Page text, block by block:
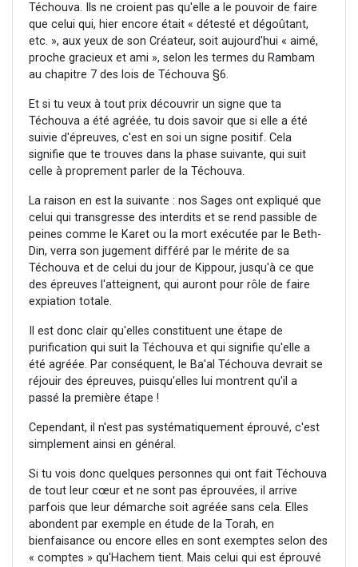
Téchouva. Ils ne croient pas qu'elle a le pouvoir de faire
que celui qui, hier encore était « détesté et dégoûtant,
etc. », aux yeux de son Créateur, soit aujourd'hui « aimé,
proche gracieux et ami », selon les termes du Rambam
au chapitre 7 des lois de Téchouva §6.
Et si tu veux à tout prix découvrir un signe que ta
Téchouva a été agréée, tu dois savoir que si elle a été
suivie d'épreuves, c'est en soi un signe positif. Cela
signifie que te trouves dans la phase suivante, qui suit
celle à proprement parler de la Téchouva.
La raison en est la suivante : nos Sages ont expliqué que
celui qui transgresse des interdits et se rend passible de
peines comme le Karet ou la mort exécutée par le Beth-
Din, verra son jugement différé par le mérite de sa
Téchouva et de celui du jour de Kippour, jusqu'à ce que
des épreuves l'atteignent, qui auront pour rôle de faire
expiation totale.
Il est donc clair qu'elles constituent une étape de
purification qui suit la Téchouva et qui signifie qu'elle a
été agréée. Par conséquent, le Ba'al Téchouva devrait se
réjouir des épreuves, puisqu'elles lui montrent qu'il a
passé la première étape !
Cependant, il n'est pas systématiquement éprouvé, c'est
simplement ainsi en général.
Si tu vois donc quelques personnes qui ont fait Téchouva
de tout leur cœur et ne sont pas éprouvées, il arrive
parfois que leur démarche soit agréée sans cela. Elles
abondent par exemple en étude de la Torah, en
bienfaisance ou encore elles en sont exemptes selon des
« comptes » qu'Hachem tient. Mais celui qui est éprouvé